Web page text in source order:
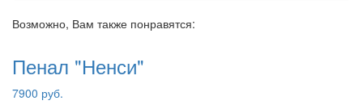
Возможно, Вам также понравятся:
Пенал "Ненси"
7900 руб.